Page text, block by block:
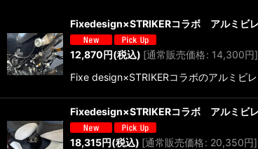
並び順:
Fixedesign×STRIKERコラボ アルミビ
12,870円(税込) [通常販売価格: 14,300円]
Fixe design×STRIKERコラボのアルミビ
Fixedesign×STRIKERコラボ アルミビ
18,315円(税込) [通常販売価格: 20,350円]